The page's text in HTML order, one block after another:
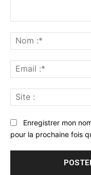
Enregistrer mon
pour la prochaine fois